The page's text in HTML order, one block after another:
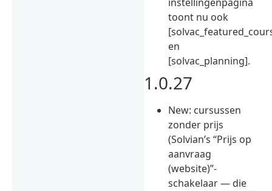
toont nu ook
en
[solvac_planning].
1.0.27
New: cursussen
zonder prijs
(Solvian’s “Prijs op
aanvraag
(website)”-
schakelaar — die